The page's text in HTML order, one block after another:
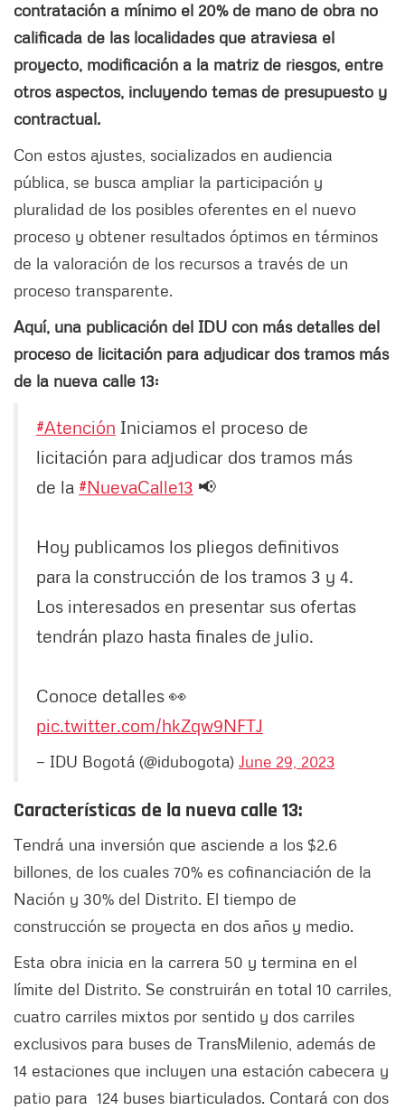
contratación a mínimo el 20% de mano de obra no
calificada de las localidades que atraviesa el
proyecto, modificación a la matriz de riesgos, entre
otros aspectos, incluyendo temas de presupuesto y
contractual.
Con estos ajustes, socializados en audiencia
pública, se busca ampliar la participación y
pluralidad de los posibles oferentes en el nuevo
proceso y obtener resultados óptimos en términos
de la valoración de los recursos a través de un
proceso transparente.
Aquí, una publicación del IDU con más detalles del
proceso de licitación para adjudicar dos tramos más
de la nueva calle 13:
#Atención Iniciamos el proceso de
licitación para adjudicar dos tramos más
de la #NuevaCalle13 📢
Hoy publicamos los pliegos definitivos
para la construcción de los tramos 3 y 4.
Los interesados en presentar sus ofertas
tendrán plazo hasta finales de julio.
Conoce detalles 👀
pic.twitter.com/hkZqw9NFTJ
— IDU Bogotá (@idubogota) June 29, 2023
Características de la nueva calle 13:
Tendrá una inversión que asciende a los $2.6
billones, de los cuales 70% es cofinanciación de la
Nación y 30% del Distrito. El tiempo de
construcción se proyecta en dos años y medio.
Esta obra inicia en la carrera 50 y termina en el
límite del Distrito. Se construirán en total 10 carriles,
cuatro carriles mixtos por sentido y dos carriles
exclusivos para buses de TransMilenio, además de
14 estaciones que incluyen una estación cabecera y
patio para 124 buses biarticulados. Contará con dos